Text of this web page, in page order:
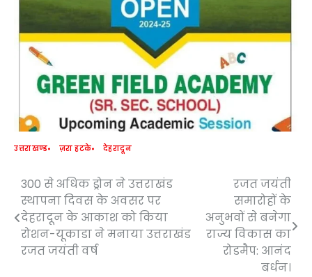
उत्तराखण्ड ज़रा हटके देहरादून
Post
navigation
300 से अधिक ड्रोन ने उत्तराखंड
स्थापना दिवस के अवसर पर
देहरादून के आकाश को किया
रोशन-यूकाडा ने मनाया उत्तराखंड
रजत जयंती वर्ष
रजत जयंती
समारोहों के
अनुभवों से बनेगा
राज्य विकास का
रोडमैप: आनंद
बर्धन।